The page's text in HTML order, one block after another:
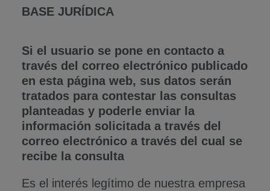
BASE JURÍDICA
Si el usuario se pone en contacto a
través del correo electrónico publicado
en esta página web, sus datos serán
tratados para contestar las consultas
planteadas y poderle enviar la
información solicitada a través del
correo electrónico a través del cual se
recibe la consulta
Es el interés legítimo de nuestra empresa